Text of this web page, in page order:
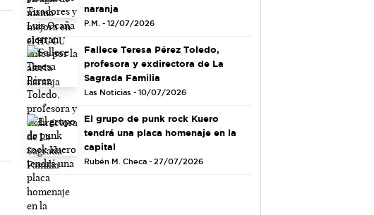
naranja
P.M. - 12/07/2026
Fallece Teresa Pérez Toledo,
profesora y exdirectora de La
Sagrada Familia
Las Noticias - 10/07/2026
El grupo de punk rock Kuero
tendrá una placa homenaje en la
capital
Rubén M. Checa - 27/07/2026